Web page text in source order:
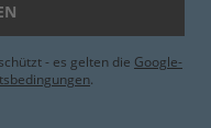
- es gelten die Google-
.